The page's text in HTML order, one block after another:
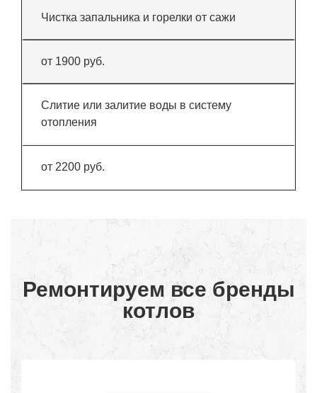
Чистка запальника и горелки от сажи
от 1900 руб.
Слитие или залитие воды в систему
отопления
от 2200 руб.
Ремонтируем все бренды
котлов